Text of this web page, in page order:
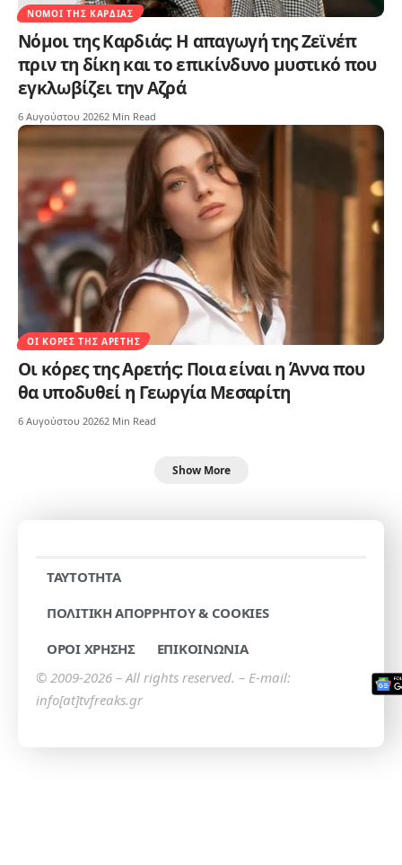
ΝΌΜΟΙ ΤΗΣ ΚΑΡΔΙΆΣ
Νόμοι της Καρδιάς: Η απαγωγή της Ζεϊνέπ
πριν τη δίκη και το επικίνδυνο μυστικό που
εγκλωβίζει την Αζρά
6 Αυγούστου 20262 Min Read
ΟΙ ΚΌΡΕΣ ΤΗΣ ΑΡΕΤΉΣ
Οι κόρες της Αρετής: Ποια είναι η Άννα που
θα υποδυθεί η Γεωργία Μεσαρίτη
6 Αυγούστου 20262 Min Read
Show More
TAYTOTHTA
ΠΟΛΙΤΙΚΗ ΑΠΟΡΡΗΤΟΥ & COOKIES
ΟΡΟΙ ΧΡΗΣΗΣ
ΕΠΙΚΟΙΝΩΝΙΑ
© 2009-2026 – All rights reserved. – E-mail:
info[at]tvfreaks.gr